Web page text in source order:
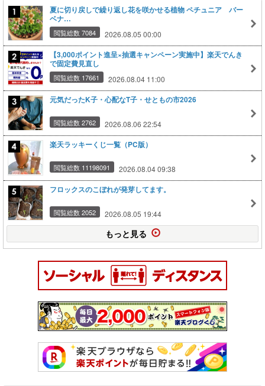
夏に切り戻しで繰り返し花を咲かせる植物 ペチュニア バー
ベナ…
閲覧総数 7084 2026.08.05 00:00
【3,000ポイント進呈×抽選キャンペーン実施中】楽天でんき
で固定費見直し
閲覧総数 17661 2026.08.04 11:00
元気だったK子・心配なT子・せともの市2026
閲覧総数 2762 2026.08.06 22:54
楽天ラッキーくじ一覧（PC版）
閲覧総数 11198091 2026.08.04 09:38
フロックスのこぼれが発芽してます。
閲覧総数 2052 2026.08.05 19:44
もっと見る